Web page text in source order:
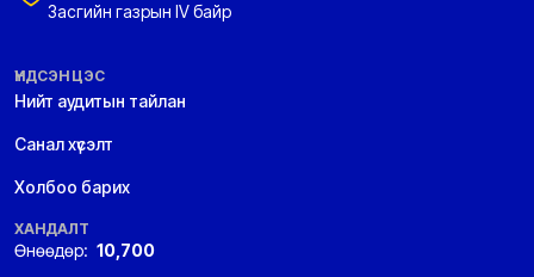
Засгийн газрын IV байр
ҮНДСЭН ЦЭС
Нийт аудитын тайлан
Санал хүсэлт
Холбоо барих
ХАНДАЛТ
Өнөөдөр: 10,700